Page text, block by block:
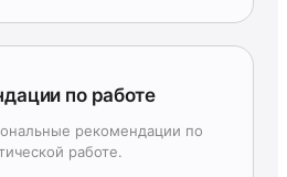
по работе
рекомендации по
работе.